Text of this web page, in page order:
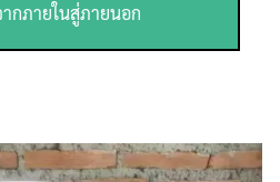
Search
กภายในสู่ภายนอก